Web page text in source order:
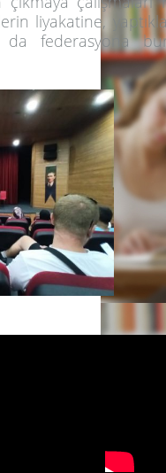
liyakatine,
da federasyona